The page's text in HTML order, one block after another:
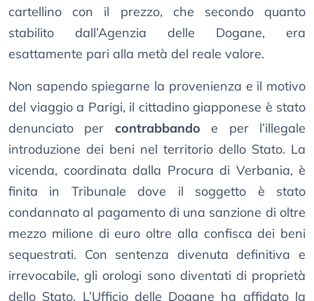
cartellino con il prezzo, che secondo quanto
stabilito dall’Agenzia delle Dogane, era
esattamente pari alla metà del reale valore.
Non sapendo spiegarne la provenienza e il motivo
del viaggio a Parigi, il cittadino giapponese è stato
denunciato per contrabbando e per l’illegale
introduzione dei beni nel territorio dello Stato. La
vicenda, coordinata dalla Procura di Verbania, è
finita in Tribunale dove il soggetto è stato
condannato al pagamento di una sanzione di oltre
mezzo milione di euro oltre alla confisca dei beni
sequestrati. Con sentenza divenuta definitiva e
irrevocabile, gli orologi sono diventati di proprietà
dello Stato. L’Ufficio delle Dogane ha affidato la